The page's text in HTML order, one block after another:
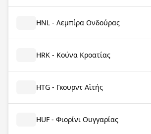
HNL - Λεμπίρα Ονδούρας
HRK - Κούνα Κροατίας
HTG - Γκουρντ Αϊτής
HUF - Φιορίνι Ουγγαρίας